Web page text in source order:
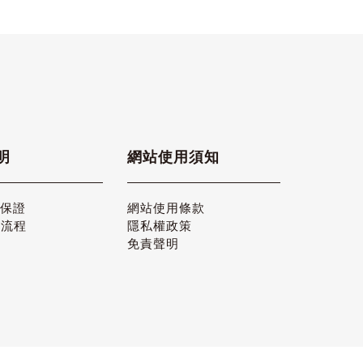
證
程
網站使用須知
網站使用條款
隱私權政策
免責聲明